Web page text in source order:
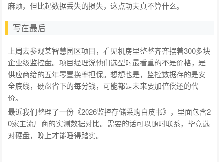
麻烦，但比起数据丢失的损失，这点功夫真不算什么。
写在最后
上周去参观某智慧园区项目，看见机房里整整齐齐摆着300多块
企业级监控盘。项目经理说他们选型时最看重的不是价格，是
供应商给的五年零置换率担保。想想也是，监控数据存的是安
全底线，硬盘省下的每分钱，可能都是未来要加倍偿还的代
价。
最近我们整理了一份《2026监控存储采购白皮书》，里面包含2
0家主流厂商的实测数据对比。需要的话可以随时联系，毕竟选
对硬盘，晚上才能睡得踏实。